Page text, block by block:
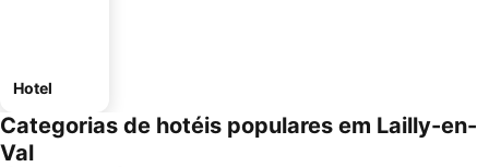
Hotel
Categorias de hotéis populares em Lailly-en-
Val